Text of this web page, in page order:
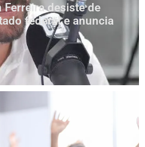
desiste de
federal e anuncia